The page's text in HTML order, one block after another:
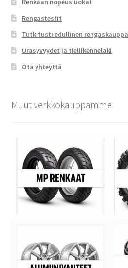
Renkaan nopeusluokat
Rengastestit
Tutkitusti edullinen rengaskauppa
Urasyvyydet ja tieliikennelaki
Ota yhteyttä
Muut verkkokauppamme